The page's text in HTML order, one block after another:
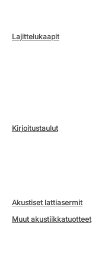
Lajittelukaapit
Kirjoitustaulut
Akustiset lattiasermit
Muut akustiikkatuotteet